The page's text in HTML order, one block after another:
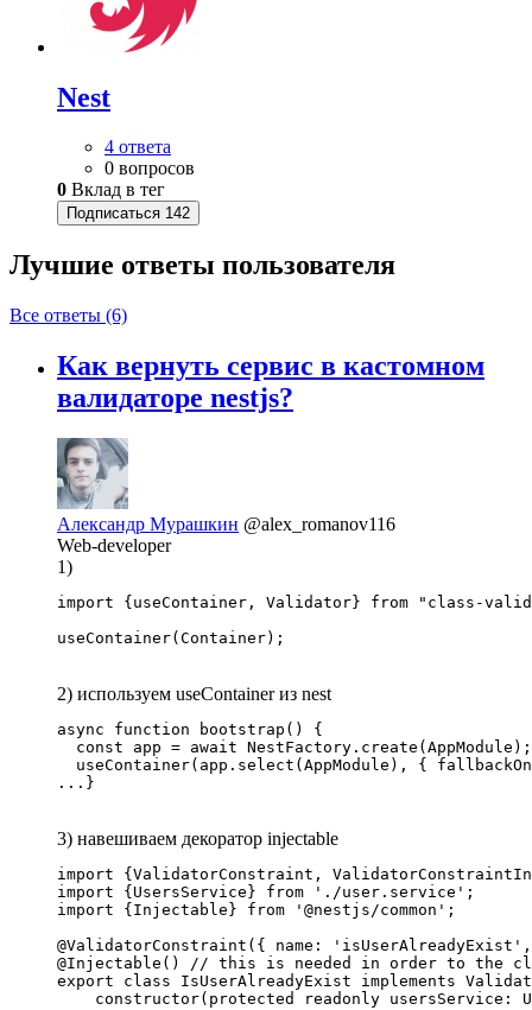
Nest
4 ответа
0 вопросов
0 Вклад в тег
Подписаться 142
Лучшие ответы пользователя
Все ответы (6)
Как вернуть сервис в кастомном
валидаторе nestjs?
Александр Мурашкин @alex_romanov116
Web-developer
1)
import {useContainer, Validator} from "class-
useContainer(Container);
2) используем useContainer из nest
async function bootstrap() {
  const app = await NestFactory.create(AppModule);
useContainer(app.select(AppModule), {
...}
3) навешиваем декоратор injectable
import {ValidatorConstraint,
import {UsersService} from './user.service';
import {Injectable} from '@nestjs/common';
@ValidatorConstraint({ name:
@Injectable() // this is needed in order to the
export class IsUserAlreadyExist implements
constructor(protected readonly usersService: